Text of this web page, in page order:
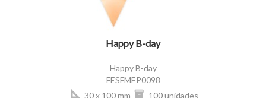
Happy B-day
Happy B-day
FESFMEP0098
30 x 100 mm
100 unidades